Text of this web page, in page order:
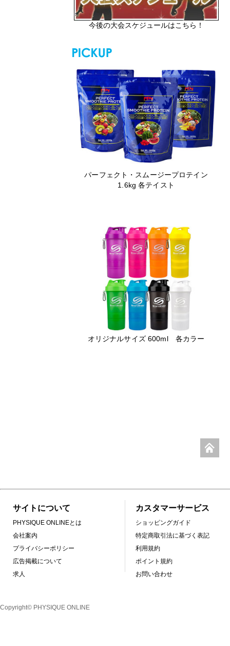
今後の大会スケジュールはこちら！
パーフェクト・スムージープロテイン
1.6kg 各テイスト
オリジナルサイズ 600ml 各カラー
サイトについて
PHYSIQUE ONLINEとは
会社案内
プライバシーポリシー
広告掲載について
求人
カスタマーサービス
ショッピングガイド
特定商取引法に基づく表記
利用規約
ポイント規約
お問い合わせ
Copyright© PHYSIQUE ONLINE